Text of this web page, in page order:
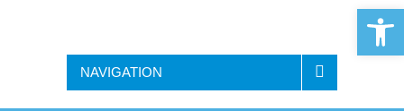
NAVIGATION